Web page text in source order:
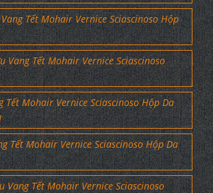
Tết Mohair Vernice Sciascinoso Hộp
Vang Tết Mohair Vernice Sciascinoso
Tết Mohair Vernice Sciascinoso Hộp Da
Tết Mohair Vernice Sciascinoso Hộp Da
Vang Tết Mohair Vernice Sciascinoso